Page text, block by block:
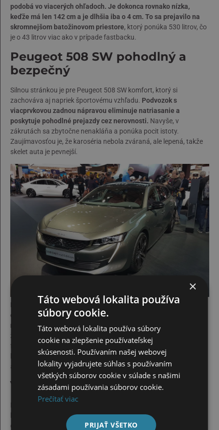
podobá vo viacerých ohľadoch. Je dokonca rovnako nízka,
keďže má len 142 cm a je dlhšia iba o 4 cm. To sa prejavilo na
skromnejšom batožinovom priestore, ktorý ponúka 530 litrov, čo
je o 43 litrov viac ako v prípade fastbacku.
Peugeot 508 SW pohodlný a
bezpečný
Silnou stránkou je pre Peugeot 508 SW komfort, ktorý si
zachováva aj napriek športovému vzhľadu. Podvozok s
viacprvkovou zadnou nápravou eliminuje natriasanie a
poskytuje pohodlné prejazdy cez nerovnosti. Navyše, v
zákrutách sa zbytočne nenakláňa a ponúka pocit istoty.
Zaujímavosťou je, že karoséria nebola zváraná, ale lepená, takže
skelet auta je pevnejší.
Potešujúce výsledky priniesli aj testy bezpečnosti vytvorené
organizáciou Euro NCAP, ktorá odmenila klasický Peugeot 508
najvyšším päťhviezdičkovým hodnotením.
Dá sa teda očakávať,
že rovnako dobre na tom bude aj kombi. Vozidlo z dielne
francúzskej automobilky dostalo 96 % za ochranu vodiča, 86 % za
bezpečnosť detí, v konfrontácii s chodcami získalo 71 % a
asistenčné technológie boli ohodnotené na 79 %.
Výkonné motory
Model SW je dostupný v piatich rôznych motorizáciách. Prvým
benzínovým variantom je 1,6 Puretech s výkonom 180 koní,
druhým 1,6 PureTech s označením „GT“, ktorý ponúkne výkon až
×
Táto webová lokalita používa
súbory cookie.
Táto webová lokalita používa súbory
cookie na zlepšenie používateľskej
skúsenosti. Používaním našej webovej
lokality vyjadrujete súhlas s používaním
všetkých súborov cookie v súlade s našimi
zásadami používania súborov cookie.
Prečítať viac
PRIJAŤ VŠETKO